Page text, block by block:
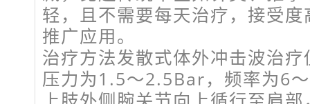
轻，且不需要每天治疗，接受
推广应用。
治疗方法发散式体外冲击波治
压力为1.5～2.5Bar，频率为6